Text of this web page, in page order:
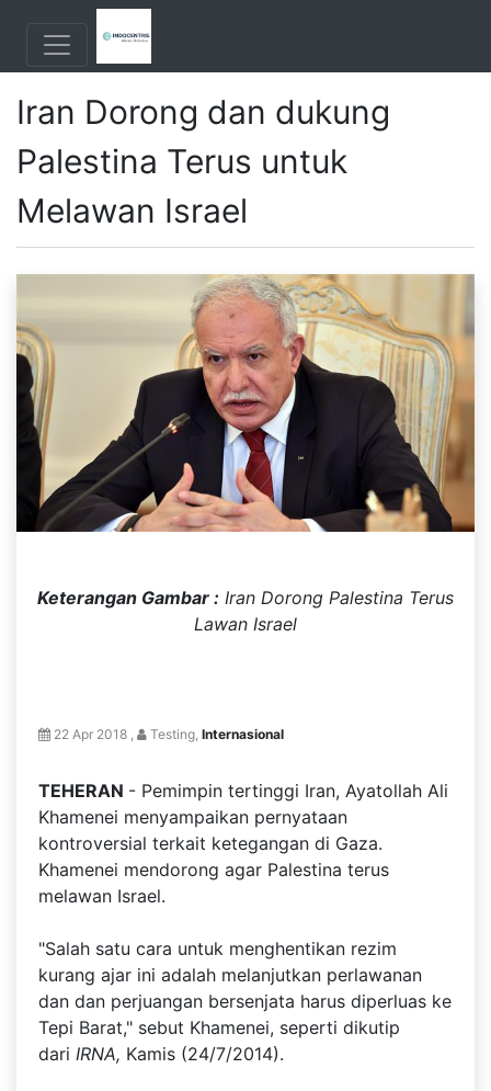
Iran Dorong dan dukung
Palestina Terus untuk
Melawan Israel
Keterangan Gambar : Iran Dorong Palestina Terus
Lawan Israel
22 Apr 2018 , Testing, Internasional
TEHERAN - Pemimpin tertinggi Iran, Ayatollah Ali
Khamenei menyampaikan pernyataan
kontroversial terkait ketegangan di Gaza.
Khamenei mendorong agar Palestina terus
melawan Israel.
"Salah satu cara untuk menghentikan rezim
kurang ajar ini adalah melanjutkan perlawanan
dan dan perjuangan bersenjata harus diperluas ke
Tepi Barat," sebut Khamenei, seperti dikutip
dari IRNA, Kamis (24/7/2014).